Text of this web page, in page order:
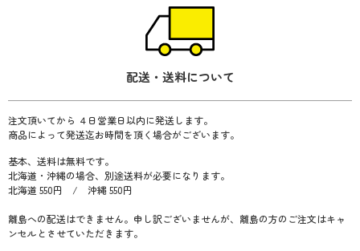
配送・送料について
注文頂いてから ４日営業日以内に発送します。
商品によって発送迄お時間を頂く場合がございます。
基本、送料は無料です。
北海道・沖縄の場合、別途送料が必要になります。
北海道 550円 / 沖縄 550円
離島への配送はできません。申し訳ございませんが、離島の方のご注文はキャ
ンセルとさせていただきます。